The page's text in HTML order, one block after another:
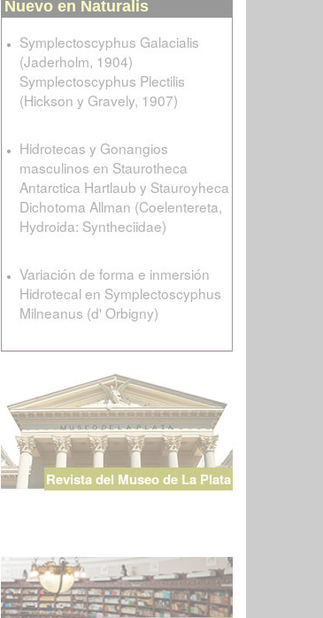
Nuevo en Naturalis
Symplectoscyphus Galacialis
(Jaderholm, 1904)
Symplectoscyphus Plectilis
(Hickson y Gravely, 1907)
Hidrotecas y Gonangios
masculinos en Staurotheca
Antarctica Hartlaub y Stauroyheca
Dichotoma Allman (Coelentereta,
Hydroida: Syntheciidae)
Variación de forma e inmersión
Hidrotecal en Symplectoscyphus
Milneanus (d' Orbigny)
Revista del Museo de La Plata